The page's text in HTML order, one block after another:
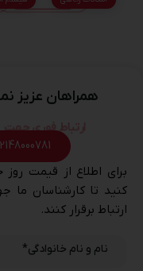
همراهان عزیز
ارتباط فوری جهت
برای اطلاع از قیمت روز
کنید تا کارشناسان ما
ارتباط برقرار کنند.
نام و نام خانوادگی*